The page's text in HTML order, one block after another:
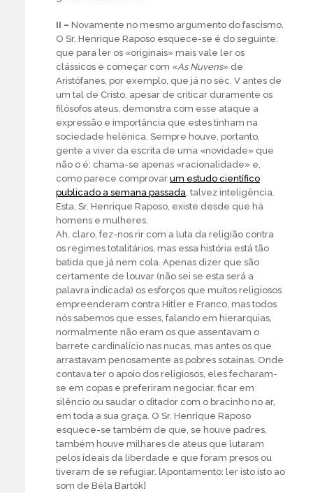
II – Novamente no mesmo argumento do fascismo.
O Sr. Henrique Raposo esquece-se é do seguinte:
que para ler os «originais» mais vale ler os
clássicos e começar com «As Nuvens» de
Aristófanes, por exemplo, que já no séc. V antes de
um tal de Cristo, apesar de criticar duramente os
filósofos ateus, demonstra com esse ataque a
expressão e importância que estes tinham na
sociedade helénica. Sempre houve, portanto,
gente a viver da escrita de uma «novidade» que
não o é; chama-se apenas «racionalidade» e,
como parece comprovar um estudo científico
publicado a semana passada, talvez inteligência.
Esta, Sr. Henrique Raposo, existe desde que há
homens e mulheres.
Ah, claro, fez-nos rir com a luta da religião contra
os regimes totalitários, mas essa história está tão
batida que já nem cola. Apenas dizer que são
certamente de louvar (não sei se esta será a
palavra indicada) os esforços que muitos religiosos
empreenderam contra Hitler e Franco, mas todos
nós sabemos que esses, falando em hierarquias,
normalmente não eram os que assentavam o
barrete cardinalício nas nucas, mas antes os que
arrastavam penosamente as pobres sotainas. Onde
contava ter o apoio dos religiosos, eles fecharam-
se em copas e preferiram negociar, ficar em
silêncio ou saudar o ditador com o bracinho no ar,
em toda a sua graça. O Sr. Henrique Raposo
esquece-se também de que, se houve padres,
também houve milhares de ateus que lutaram
pelos ideais da liberdade e que foram presos ou
tiveram de se refugiar. [Apontamento: ler isto isto ao
som de Béla Bartók]